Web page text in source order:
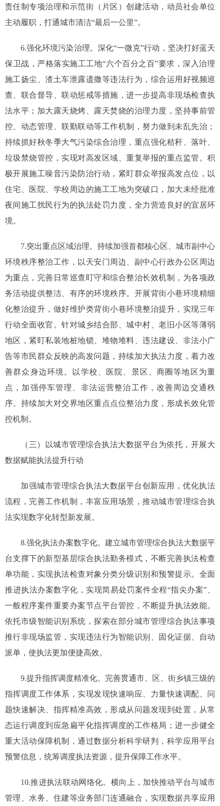
责任制专项治理和示范街（片区）创建活动，动员社会单位
主动履职，打通城市清洁“最后一公里”。
6.强化环境污染治理。深化“一微克”行动，坚决打好蓝天
保卫战，严格落实施工工地“六个百分之百”要求，深入治理
施工扬尘、渣土车泄露遗撒等违法行为，综合运用好视频巡
查、联合督导、联动惩戒等措施，进一步提高非现场检查执
法水平；加大露天烧烤、露天焚烧的治理力度，坚持事前管
控、动态管理、联勤联动等工作机制，努力做到未乱先治；
持续抓好秋冬季大气污染综合治理，重点强化秸秆、落叶、
垃圾禁烧管控，实现对高发区域、重复举报的重点监管。积
极开展施工噪音污染防治行动，紧盯群众举报高发点位，以
住宅、医院、学校周边的施工工地为突破口，加大未经批准
夜间施工扰民行为的执法处罚力度，全力营造良好的宜居环
境。
7.突出重点区域治理。持续加强首都核心区、城市副中心
环境秩序整治工作，以天安门周边、副中心行政办公区周边
为重点，完善日常巡查盯守和综合整治长效机制，为各项政
务活动提供整洁、有序的环境秩序。开展背街小巷环境精细
化整治提升，做好维护类背街小巷环境整治提升，实现三年
行动全面收官。针对城乡结合部、城中村、老旧小区等薄弱
地区，紧盯私装地桩地锁、堆物堆料、违法建设、非法小广
告等市民群众反映的高发问题，持续加大执法力度，着力改
善群众身边环境。以学校、医院、景区、商圈等地区为重
点，加强停车管理、非法运营整治工作，改善周边交通秩
序。持续加大对交界地区重点点位整治力度，形成长效化管
控机制。
（三）以城市管理综合执法大数据平台为依托，开展大
数据赋能执法提升行动
加强城市管理综合执法大数据平台创新应用，优化执法
流程，完善工作机制，丰富应用场景，推动城市管理综合执
法实现数字化转型新发展。
8.强化执法办案数字化。建立城市管理综合执法大数据平
台支撑下的新型基层综合执法勤务模式，不断完善执法检查
单功能，实现执法检查对象分类分级识别和预警提示。全面
推进执法办案数字化，实现简易处罚案件全程“指尖办案”、
一般程序案件重要办案节点平台管控，不断提升执法效能。
依托市级智能识别系统，探索在部分城市管理综合执法事项
推行非现场监管，实现违法行为智能识别、固化证据、自动
派单，使执法更加便捷高效。
9.提升指挥调度精准化。完善贯通市、区、街乡镇三级的
指挥调度工作体系，实现发现快速响应、力量快速调配、问
题快速解决、指挥精准高效，形成从问题发现到处置，从常
态运行调度到应急扁平化指挥调度的工作格局；进一步健全
重大活动保障机制，通过数据分析科学研判，科学应用平台
预警信息，统筹调度执法资源，提升保障工作水平。
10.推进执法联动网络化。横向上，加快推动平台与城市
管理、水务、住建等业务部门连通融合，实现数据共享应用